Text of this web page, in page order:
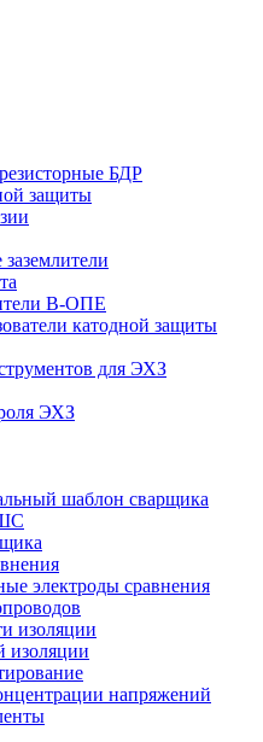
БДР
защиты
В-ОПЕ
катодной защиты
для ЭХЗ
ЭХЗ
шаблон сварщика
электроды сравнения
изоляции
изоляции
напряжений